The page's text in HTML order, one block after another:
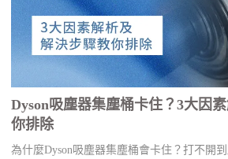
Dyson吸塵器集塵桶卡住？3大因
你排除
為什麼Dyson吸塵器集塵桶會卡住？打不開